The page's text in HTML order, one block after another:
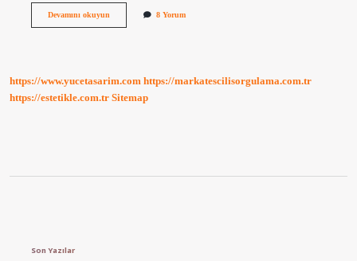
Devamını okuyun6
Ne
8 Yorum
https://www.yucetasarim.com https://markatescilisorgulama.com.tr
https://estetikle.com.tr Sitemap
Son Yazılar